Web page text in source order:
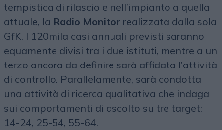
tempistica di rilascio e nell’impianto a quella
attuale, la Radio Monitorrealizzata dalla sola
GfK. I 120mila casi annuali previsti saranno
equamente divisi tra i due istituti, mentre a un
terzo ancora da definire sarà affidata l’attività
di controllo. Parallelamente, sarà condotta
una attività di ricerca qualitativa che indaga
sui comportamenti di ascolto su tre target:
14-24, 25-54, 55-64.